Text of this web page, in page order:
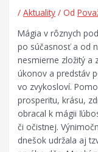
/Aktuality / Od
Mágia v rôznych
po súčasnosť a od
nesmierne zložitý a
úkonov a predstáv
vo zvykosloví.
prosperitu, krásu,
obracal k mágii
či očistnej.
dnešok udržala aj